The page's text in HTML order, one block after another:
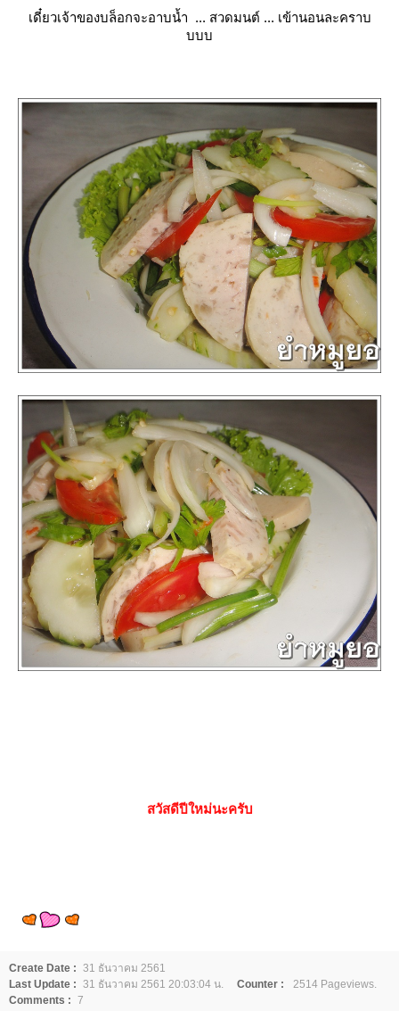
เดี๋ยวเจ้าของบล็อกจะอาบน้ำ ... สวดมนต์ ... เข้านอนละคราบ
บบบ
สวัสดีปีใหม่นะครับ
Create Date : 31 ธันวาคม 2561
Last Update : 31 ธันวาคม 2561 20:03:04 น. Counter :
2514 Pageviews.
Comments : 7